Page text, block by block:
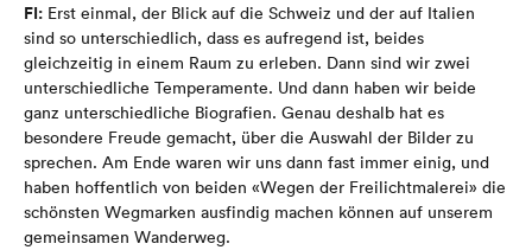
FI: Erst einmal, der Blick auf die Schweiz und der auf Italien
sind so unterschiedlich, dass es aufregend ist, beides
gleichzeitig in einem Raum zu erleben. Dann sind wir zwei
unterschiedliche Temperamente. Und dann haben wir beide
ganz unterschiedliche Biografien. Genau deshalb hat es
besondere Freude gemacht, über die Auswahl der Bilder zu
sprechen. Am Ende waren wir uns dann fast immer einig, und
haben hoffentlich von beiden «Wegen der Freilichtmalerei» die
schönsten Wegmarken ausfindig machen können auf unserem
gemeinsamen Wanderweg.